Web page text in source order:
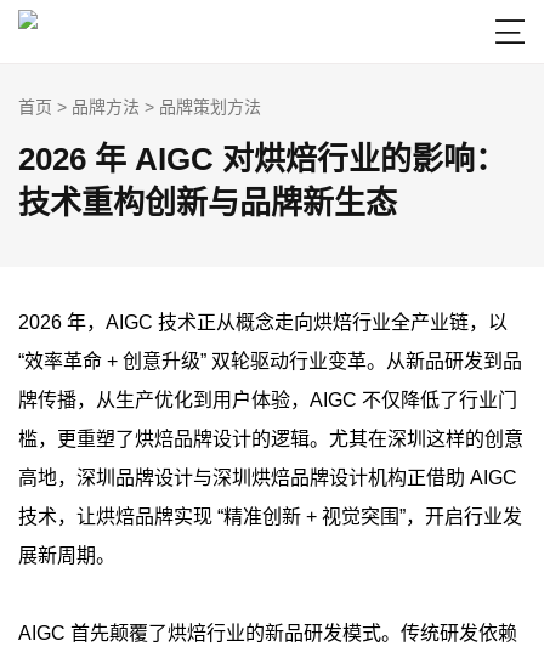

首页 > 品牌方法 > 品牌策划方法
2026 年 AIGC 对烘焙行业的影响：
技术重构创新与品牌新生态
2026 年，AIGC 技术正从概念走向烘焙行业全产业链，以
“效率革命 + 创意升级” 双轮驱动行业变革。从新品研发到品
牌传播，从生产优化到用户体验，AIGC 不仅降低了行业门
槛，更重塑了烘焙品牌设计的逻辑。尤其在深圳这样的创意
高地，深圳品牌设计与深圳烘焙品牌设计机构正借助 AIGC
技术，让烘焙品牌实现 “精准创新 + 视觉突围”，开启行业发
展新周期。
AIGC 首先颠覆了烘焙行业的新品研发模式。传统研发依赖